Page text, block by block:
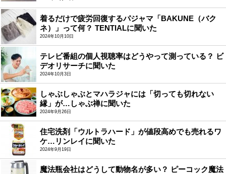
着るだけで疲労回復するパジャマ「BAKUNE（バク
ネ）」って何？ TENTIALに聞いた
2024年10月10日
テレビ番組の個人視聴率はどうやって測っている？ ビ
デオリサーチに聞いた
2024年10月3日
しゃぶしゃぶとマハラジャには「切っても切れない
縁」が…しゃぶ禅に聞いた
2024年9月26日
住宅洗剤「ウルトラハード」が値段高めでも売れるワ
ケ…リンレイに聞いた
2024年9月19日
魔法瓶会社はどうして動物名が多い？ ピーコック魔法